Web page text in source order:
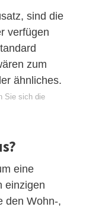
sind die
verfügen
zum
ähnliches.
Sie sich die
eine
einzigen
den Wohn-,